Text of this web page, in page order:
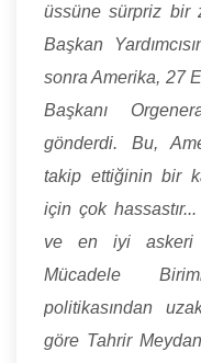
üssüne sürpriz bir
Başkan
sonra Amerika, 27
Başkanı
gönderdi. Bu,
takip ettiğinin bir
için çok
ve en iyi askeri
Mücadele
politikasından
göre Tahrir